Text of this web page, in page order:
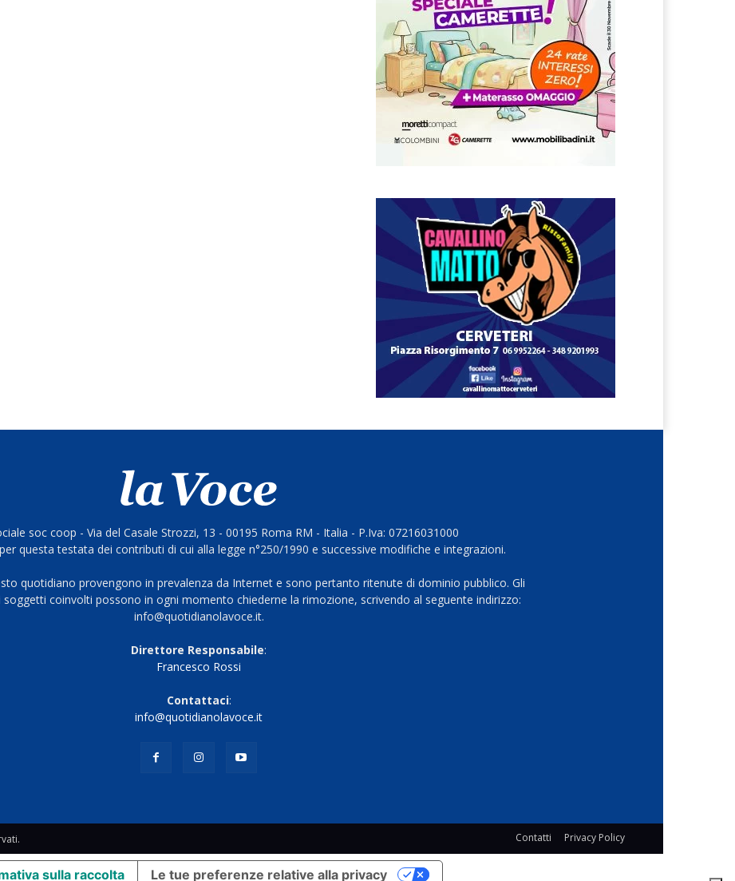
soc coop - Via del Casale Strozzi, 13 - 00195 Roma RM - Italia - P.Iva: 07216031000
questa testata dei contributi di cui alla legge n°250/1990 e successive modifiche e integrazioni.
quotidiano provengono in prevalenza da Internet e sono pertanto ritenute di dominio pubblico. Gli
coinvolti possono in ogni momento chiederne la rimozione, scrivendo al seguente indirizzo:
info@quotidianolavoce.it.
Direttore Responsabile:
Francesco Rossi
Contattaci:
info@quotidianolavoce.it
Contatti Privacy Policy
sulla raccolta Le tue preferenze relative alla privacy